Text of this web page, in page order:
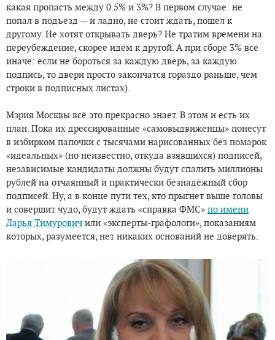
какая пропасть между 0.5% и 3%? В первом случае: не
попал в подъезд — и ладно, не стоит ждать, пошёл к
другому. Не хотят открывать дверь? Не тратим времени на
переубеждение, скорее идём к другой. А при сборе 3% всё
иначе: если не бороться за каждую дверь, за каждую
подпись, то двери просто закончатся гораздо раньше, чем
строки в подписных листах).
Мэрия Москвы всё это прекрасно знает. В этом и есть их
план. Пока их дрессированные «самовыдвиженцы» понесут
в избирком папочки с тысячами нарисованных без помарок
«идеальных» (но неизвестно, откуда взявшихся) подписей,
независимые кандидаты должны будут спалить миллионы
рублей на отчаянный и практически безнадёжный сбор
подписей. Ну, а в конце пути тех, кто прыгнет выше головы
и совершит чудо, будут ждать «справка ФМС» по имени
Дарья Тимурович или «эксперты-графологи», показаниям
которых, разумеется, нет никаких оснований не доверять.